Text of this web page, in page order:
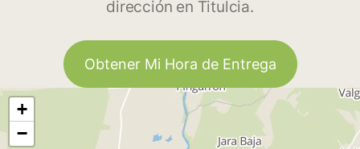
dirección en Titulcia.
Obtener Mi Hora de Entrega
+
−